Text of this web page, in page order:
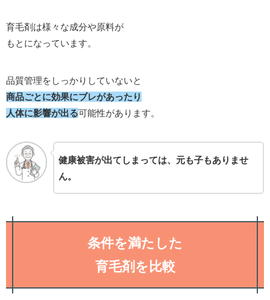
育毛剤は様々な成分や原料が
もとになっています。
品質管理をしっかりしていないと
商品ごとに効果にブレがあったり
人体に影響が出る可能性があります。
健康被害が出てしまっては、元も子もありませ
ん。
条件を満たした
育毛剤を比較